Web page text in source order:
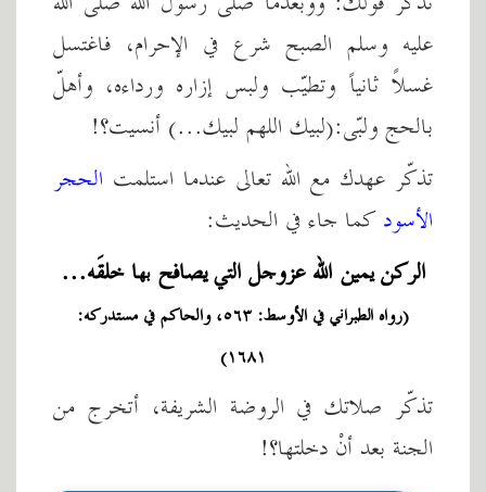
عليه وسلم الصبح شرع في الإحرام، فاغتسل
غسلاً ثانياً وتطيّب ولبس إزاره ورداءه، وأهلّ
بالحج ولبّى:(لبيك اللهم لبيك...) أنسيت؟!
تذكّر عهدك مع الله تعالى عندما استلمت الحجر
الأسودكما جاء في الحديث:
الركن يمين الله عزوجل التي يصافح بها خلقَه...
(رواه الطبراني في الأوسط: ٥٦٣، والحاكم في مستدركه:
١٦٨١)
تذكّر صلاتك في الروضة الشريفة، أتخرج من
الجنة بعد أنْ دخلتها؟!